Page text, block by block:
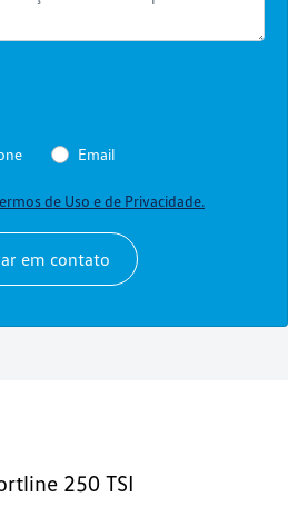
Email
de Uso e de Privacidade.
em contato
250 TSI